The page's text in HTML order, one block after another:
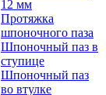
12 мм
Протяжка
шпоночного паза
Шпоночный паз в
ступице
Шпоночный паз
во втулке